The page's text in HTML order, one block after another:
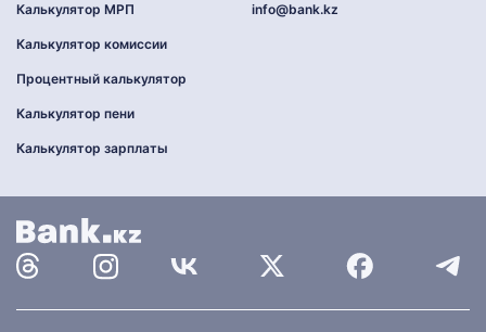
Калькулятор МРП
Калькулятор комиссии
Процентный калькулятор
Калькулятор пени
Калькулятор зарплаты
info@bank.kz